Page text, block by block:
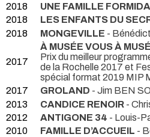
2018
UNE FAMILLE
2018
LES ENFANTS DU
2018
MONGEVILLE -
2017
À MUSÉE VOUS À
Prix du meilleur
de la Rochelle 2017 et
spécial format 2019 MIP
2017
GROLAND - Jim BEN
2013
CANDICE RENOIR -
2012
ANTIGONE 34 - Louis-
2010
FAMILLE D’ACCUEIL -